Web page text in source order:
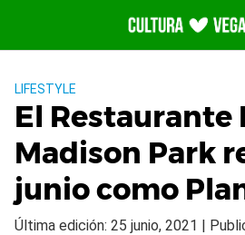
contenido
LIFESTYLE
El Restaurante
Madison Park
junio como
Última edición: 25 junio, 2021 |